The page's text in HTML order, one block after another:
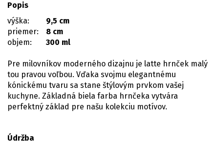
Popis
výška:
9,5 cm
priemer:
8 cm
objem:
300 ml
Pre milovníkov moderného dizajnu je latte hrnček malý
tou pravou voľbou. Vďaka svojmu elegantnému
kónickému tvaru sa stane štýlovým prvkom vašej
kuchyne. Základná biela farba hrnčeka vytvára
perfektný základ pre našu kolekciu motívov.
Údržba